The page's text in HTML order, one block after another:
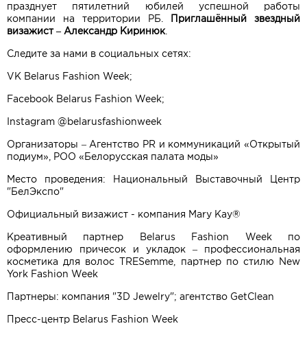
празднует пятилетний юбилей успешной работы
компании на территории РБ.
Приглашённый звездный
визажист – Александр Киринюк.
Следите за нами в социальных сетях:
VK Belarus Fashion Week;
Facebook Belarus Fashion Week;
Instagram @belarusfashionweek
Организаторы – Агентство PR и коммуникаций «Открытый
подиум», РОО «Белорусская палата моды»
Место проведения: Национальный Выставочный Центр
"БелЭкспо"
Официальный визажист - компания Mary Kay®
Креативный партнер Belarus Fashion Week по
оформлению причесок и укладок – профессиональная
косметика для волос TRESemme, партнер по стилю New
York Fashion Week
Партнеры: компания "3D Jewelry"; агентство GetClean
Пресс-центр Belarus Fashion Week